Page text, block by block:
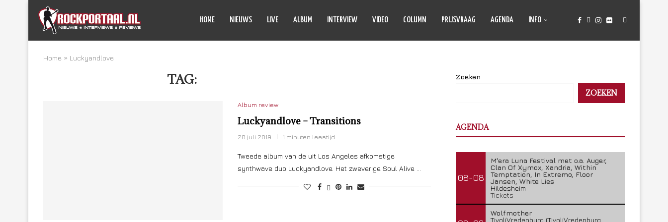
HOME NIEUWS LIVE ALBUM INTERVIEW VIDEO COLUMN PRIJSVRAAG AGENDA INFO
Home » Luckyandlove
TAG:
Album review
Luckyandlove – Transitions
28 juli 2019 1 minuten leestijd
Tweede album van de uit Los Angeles afkomstige
synthwave duo Luckyandlove. Het zweverige Soul Alive …
Zoeken
ZOEKEN
AGENDA
08-08
M'era Luna Festival met o.a. Auger,
Clan Of Xymox, Xandria, Within
Temptation, In Extremo, Floor
Jansen, White Lies
Hildesheim
Tickets
Wolfmother
TivoliVredenburg (TivoliVredenburg